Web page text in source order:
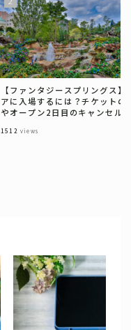
【ファンタジースプリングス】
アに入場するには？チケットの
やオープン2日目のキャンセル
スはたくさんある！
1512 views